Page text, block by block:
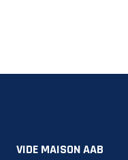
VIDE MAISON AAB